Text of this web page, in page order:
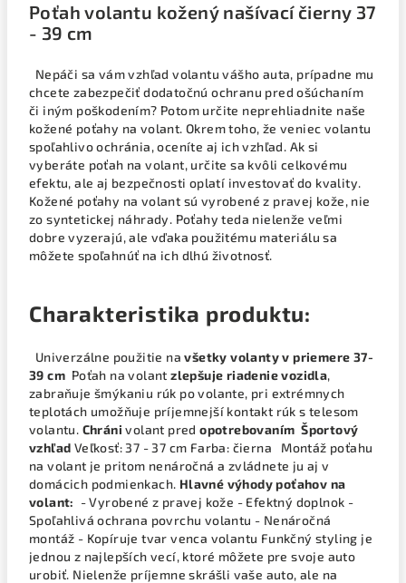
Poťah volantu kožený našívací čierny 37
- 39 cm
Nepáči sa vám vzhľad volantu vášho auta, prípadne mu
chcete zabezpečiť dodatočnú ochranu pred ošúchaním
či iným poškodením? Potom určite neprehliadnite naše
kožené poťahy na volant. Okrem toho, že veniec volantu
spoľahlivo ochránia, oceníte aj ich vzhľad. Ak si
vyberáte poťah na volant, určite sa kvôli celkovému
efektu, ale aj bezpečnosti oplatí investovať do kvality.
Kožené poťahy na volant sú vyrobené z pravej kože, nie
zo syntetickej náhrady. Poťahy teda nielenže veľmi
dobre vyzerajú, ale vďaka použitému materiálu sa
môžete spoľahnúť na ich dlhú životnosť.
Charakteristika produktu:
Univerzálne použitie navšetky volanty v priemere 37-
39 cm Poťah na volant zlepšuje riadenie vozidla,
zabraňuje šmýkaniu rúk po volante, pri extrémnych
teplotách umožňuje príjemnejší kontakt rúk s telesom
volantu. Chráni volant predopotrebovaním Športový
vzhľad Veľkosť: 37 - 37 cm Farba: čierna Montáž poťahu
na volant je pritom nenáročná a zvládnete ju aj v
domácich podmienkach. Hlavné výhody poťahov na
volant: - Vyrobené z pravej kože - Efektný doplnok -
Spoľahlivá ochrana povrchu volantu - Nenáročná
montáž - Kopíruje tvar venca volantu Funkčný styling je
jednou z najlepších vecí, ktoré môžete pre svoje auto
urobiť. Nielenže príjemne skrášli vaše auto, ale na